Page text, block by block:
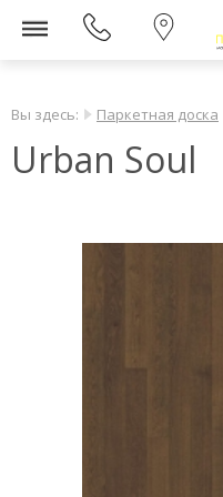
Вы здесь: Паркетная доска
Urban Soul